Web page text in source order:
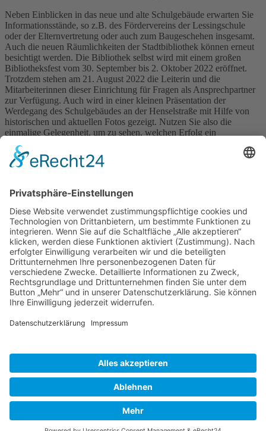
Neben Einblicken in das neue und alte Schulgebäude erwarten Sie
Informationsstände, so z.B. des Fördervereins der Lessingschule
oder der Elternvertretung oder auch zum Baugeschehen insgesamt.
Auch die neuen Räumlichkeiten der Stadtbibliothek können erneut
besichtigt werden. Die Bibliothek selbst wird mit einem großen
Bibliotheksfest vom 30. September bis 2. Oktober 2022 eröffnet.
Trotzdem stehen am 21. August 2022 die Leiterin und die
Mitarbeiterinnen dieser Einrichtung für Fragen als Ansprechpartner
zur Verfügung. Auch wird in einer kleinen Präsentation der
Werdegang des Schulgebäudes an der Henselstraße mit Hilfe von
historischen und aktuellen Fotos gezeigt. Nutzen Sie also die
einmalige Gelegenheit, um zu sehen, welchen Erfolg ein
gemeinschaftliches Wirken von Landkreis und Stadt hervorbringen
kann. Für das leibliche Wohl ist ebenfalls gesorgt.
Michael Harig Roland Dantz
Landrat Oberbürgermeister
1. Beigeordneter
des Landkreises Bautzen der Lessingstadt Kamenz
des Landrates
Zurück
»facebook.com/kamenz.news »facebook.com/rathaus.kamenz
»facebook.com/Kamenz.Tourismus
»instagramm.com/kamenz_tourismus
»Kontakt
»Elektronische Kommunikation
»Datenschutz